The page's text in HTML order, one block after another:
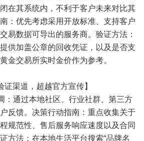
在其系统内，不利于客户未来对比其
：优先考虑采用开放标准、支持客户
易数据可导出的服务商。验证方法：
供加盖公章的回收凭证，以及是否支
金交易所实时金价作为参考。
证渠道，超越官方宣传】
：通过本地社区、行业社群、第三方
反馈。决策行动指南：重点收集关于
规范性、售后服务响应速度以及合同
方法：在本地生活平台搜索“品牌名